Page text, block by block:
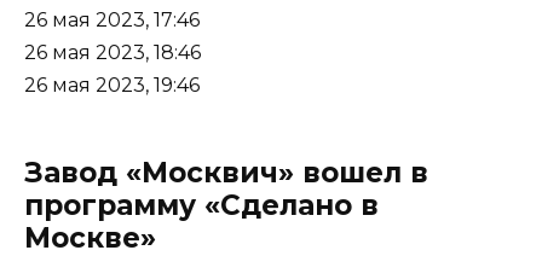
26 мая 2023, 17:46
26 мая 2023, 18:46
26 мая 2023, 19:46
Завод «Москвич» вошел в
программу «Сделано в
Москве»